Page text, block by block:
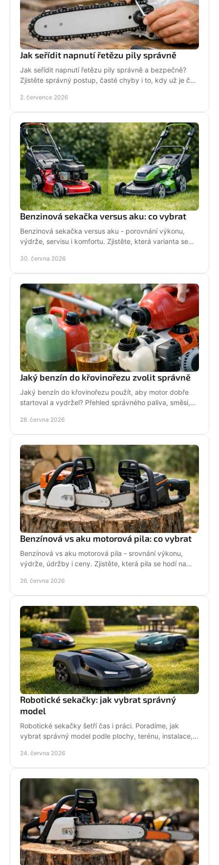
Jak seřídit napnutí řetězu pily správně
Jak seřídit napnutí řetězu pily správně a bezpečně?
Zjistěte správný postup, časté chyby i to, kdy už je čas
2. července 2026
Benzinová sekačka versus aku: co vybrat
Benzinová sekačka versus aku - porovnání výkonu,
výdrže, servisu i komfortu. Zjistěte, která varianta se
30. června 2026
Jaký benzín do křovinořezu zvolit správně
Jaký benzín do křovinořezu použít, aby motor dobře
startoval a vydržel? Přehled správného paliva, směsi,
28. června 2026
Benzínová vs aku motorová pila: co vybrat
Benzínová vs aku motorová pila - srovnání výkonu,
výdrže, údržby i ceny. Zjistěte, která pila se hodí na
26. června 2026
Robotické sekačky: jak vybrat správný
model
Robotické sekačky šetří čas i práci. Poradíme, jak
vybrat správný model podle plochy, terénu, instalace,
24. června 2026